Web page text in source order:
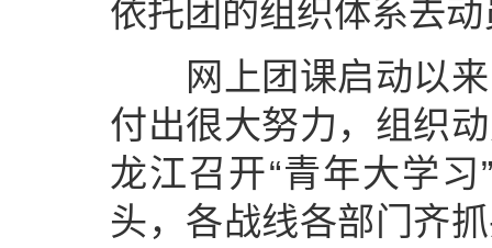
依托团的组织体系去
网上团课启动以来
付出很大努力，组织
龙江召开“青年大学
头，各战线各部门齐